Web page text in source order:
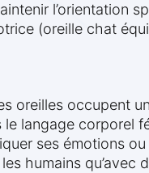
l’orientation
(oreille chat
oreilles occupent
le langage corporel
ses émotions
humains qu’avec